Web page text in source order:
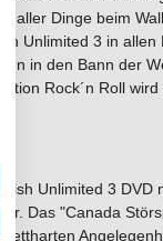
aller Dinge beim
Unlimited 3 in allen
in den Bann der
Rock´n Roll
Unlimited 3 DVD
Das "Canada